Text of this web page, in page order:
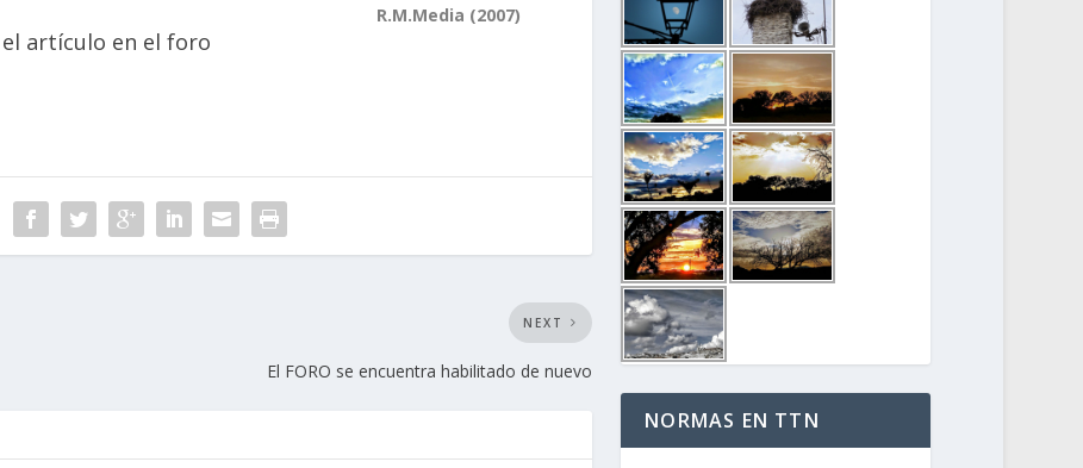
R.M.Media (2007)
artículo en el foro
NEXT
El FORO se encuentra habilitado de nuevo
NORMAS EN TTN